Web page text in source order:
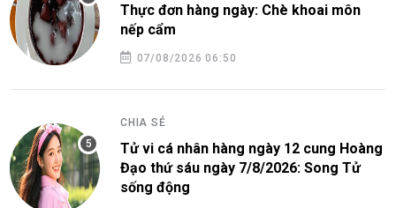
Thực đơn hàng ngày: Chè khoai môn
nếp cẩm
07/08/2026 06:50
CHIA SẺ
Tử vi cá nhân hàng ngày 12 cung Hoàng
Đạo thứ sáu ngày 7/8/2026: Song Tử
sống động